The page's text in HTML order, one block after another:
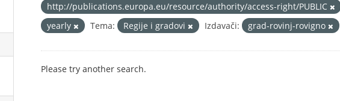
http://publications.europa.eu/resource/authority/access-right/PUBLIC
yearly
Tema: Regije i gradovi Izdavači: grad-rovinj-rovigno
Please try another search.